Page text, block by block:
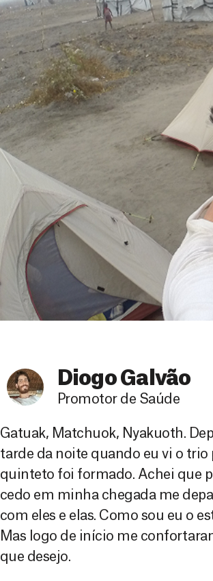
Diogo Galvão
Promotor de Saúde
Gatuak, Matchuok, Nyakuoth.
tarde da noite quando eu vi o trio
quinteto foi formado. Achei que
cedo em minha chegada me
com eles e elas. Como sou eu o
Mas logo de início me
que desejo.